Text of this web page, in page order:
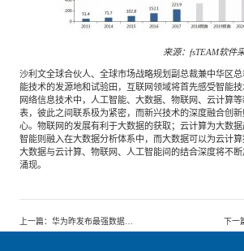
来源：fsTEAM软件
沙利文全球合伙人、全球市场战略规划副总裁兼中华区
能技术的发源地和试验田，互联网领域将首先感受智能
网络信息技术中，人工智能、大数据、物联网、云计算
表，彼此之间联系极为紧密，而新兴技术的深度融合创
心。物联网的发展有利于大数据的获取；云计算为大数
智能则融入在大数据分析体系中，而大数据可以为云计
大数据与云计算、物联网、人工智能间的结合深度将不
涌现。
上一篇： 华为昨发布最强数据中心交换机CE16800，内置AI芯片引领业界潮流 下一